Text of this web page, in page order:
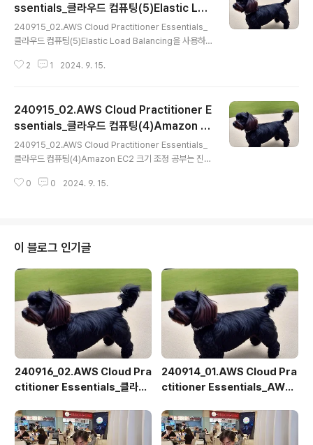
ssentials_클라우드 컴퓨팅(5)Elastic Loa
d Balancing을 사용하여 트래픽 리디렉션
240915_02.AWS Cloud Practitioner Essentials_
클라우드 컴퓨팅(5)Elastic Load Balancing을 사용하
고 싶어서 쓰는 블로그 Elastic Load Balancing - 들어
드 밸런서는 Auto Scaling 그룹으로 들어오는 모든 웹 트
래픽의 단일 접점 역할 (1) 들어오는 트래픽 양에 맞춰 A
이 로드 밸런서로 먼저 라우팅 (3) 요청을 처리할 여러 리
소스로 분산 : 따라서 어느 한 인스턴스가 대량으로 워크
로드를 처..
2 1 2024. 9. 15.
240915_02.AWS Cloud Practitioner E
ssentials_클라우드 컴퓨팅(4)Amazon E
C2 크기 조정
240915_02.AWS Cloud Practitioner Essentials_
클라우드 컴퓨팅(4)Amazon EC2 크기 조정 공부는 진짜
성 - 필요한 리소스만으로 시작하고, 확장 및 축소를 통해
음 - 조정 프로세스를 자동으로 수행하는 서비스: Amazo
n EC2 Auto Scaling Amazon EC2 Auto Scaling -
변화하는 애플리케이션 수요에 따라 Amazon EC2 인스
턴스를 자동으로 추가하거나 제거 가능 - 필요에 따라 인스
턴스를 자동으로 조정하여 애플리..
0 0 2024. 9. 15.
이 블로그 인기글
240916_02.AWS Cloud Pra
ctitioner Essentials_클라우
240914_01.AWS Cloud Pra
ctitioner Essentials_AWS